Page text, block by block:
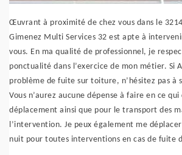
Œuvrant à proximité de chez vous dans le
Gimenez Multi Services 32 est apte à
vous. En ma qualité de professionnel, je
ponctualité dans l’exercice de mon métier. Si
problème de fuite sur toiture, n’hésitez pas à
Vous n’aurez aucune dépense à faire en ce
déplacement ainsi que pour le transport des
l’intervention. Je peux également me
nuit pour toutes interventions en cas de fuite